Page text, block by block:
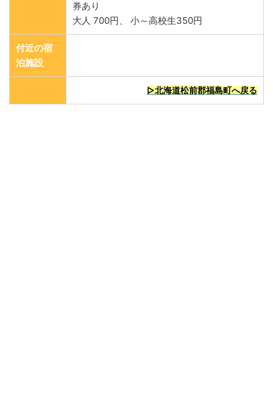
券あり
大人 700円、 小～高校生350円
付近の宿
泊施設
▷北海道松前郡福島町へ戻る